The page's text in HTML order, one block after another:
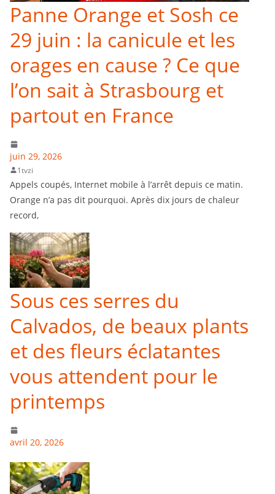
Panne Orange et Sosh ce
29 juin : la canicule et les
orages en cause ? Ce que
l’on sait à Strasbourg et
partout en France
juin 29, 2026
1tvzi
Appels coupés, Internet mobile à l’arrêt depuis ce matin.
Orange n’a pas dit pourquoi. Après dix jours de chaleur
record,
Sous ces serres du
Calvados, de beaux plants
et des fleurs éclatantes
vous attendent pour le
printemps
avril 20, 2026